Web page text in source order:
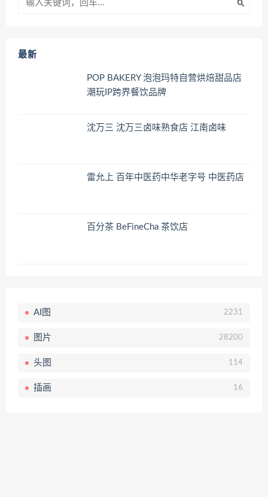
最新
POP BAKERY 泡泡玛特自营烘焙甜品店
潮玩IP跨界餐饮品牌
沈万三 沈万三卤味熟食店 江南卤味
雷允上 百年中医药中华老字号 中医药店
百分茶 BeFineCha 茶饮店
AI图 2231
图片 28200
头图 114
插画 16